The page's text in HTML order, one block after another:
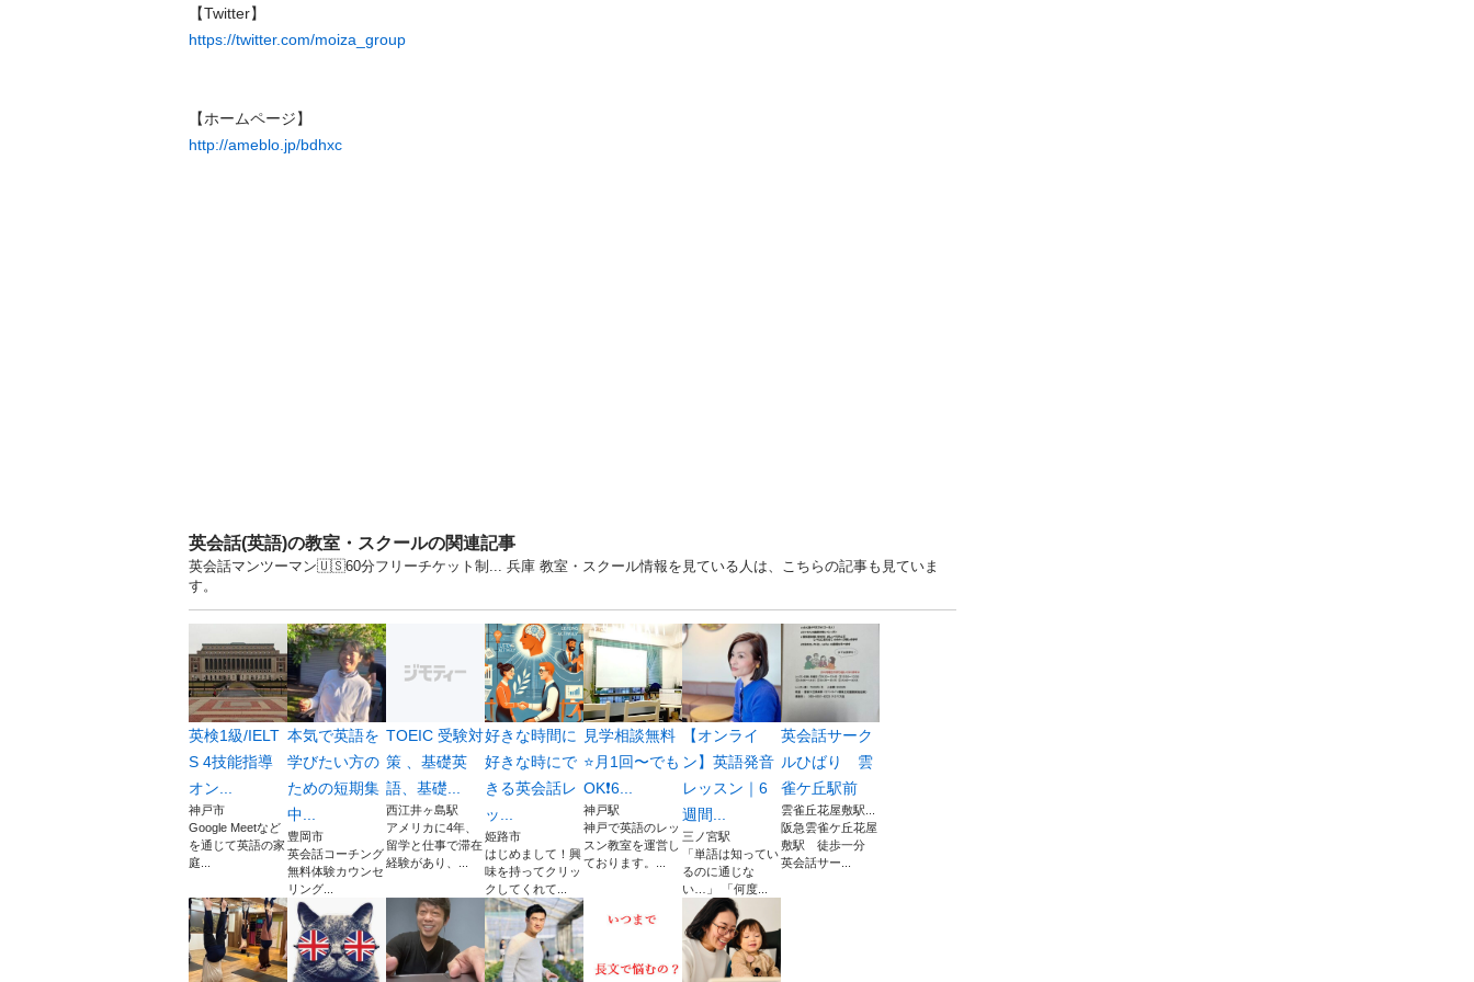
https://twitter.com/moiza_group
http://ameblo.jp/bdhxc
英会話(英語)の教室・スクールの関連記事
英会話マンツーマン🇺🇸60分フリーチケット制... 兵庫 教室・スクール情報を見ている人は、こちらの記事も見ていま
す。
英検1級/IELT
S 4技能指導
オン...
神戸市
Google Meetなど
を通じて英語の家
庭...
本気で英語を
学びたい方の
ための短期集
中...
豊岡市
英会話コーチング
無料体験カウンセ
リング...
TOEIC 受験対
策 、基礎英
語、基礎...
西江井ヶ島駅
アメリカに4年、
留学と仕事で滞在
経験があり、...
好きな時間に
好きな時にで
きる英会話レ
ッ...
姫路市
はじめまして！興
味を持ってクリッ
クしてくれて...
見学相談無料
⭐️月1回〜でも
OK❗️6...
神戸駅
神戸で英語のレッ
スン教室を運営し
ております。...
【オンライ
ン】英語発音
レッスン｜6
週間...
三ノ宮駅
「単語は知ってい
るのに通じな
い…」 「何度...
英会話サーク
ルひばり 雲
雀ケ丘駅前
雲雀丘花屋敷駅...
阪急雲雀ケ丘花屋
敷駅 徒歩一分
英会話サー...